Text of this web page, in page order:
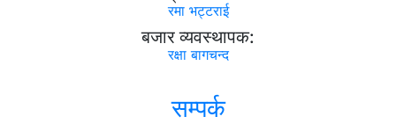
रमा भट्टराई
बजार व्यवस्थापक:
रक्षा बागचन्द
सम्पर्क